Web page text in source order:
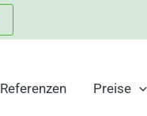
Referenzen Preise